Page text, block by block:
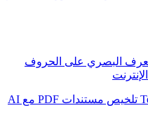
البصري على الحروف
تلخيص مستندات PDF مع AI